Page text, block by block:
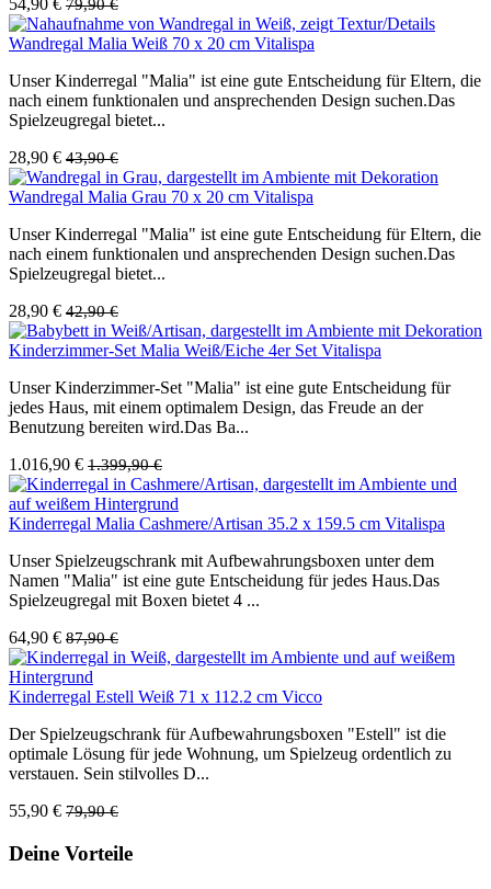
79,90 €
Wandregal Malia Weiß 70 x 20 cm Vitalispa
Unser Kinderregal "Malia" ist eine gute Entscheidung für Eltern, die
nach einem funktionalen und ansprechenden Design suchen.Das
Spielzeugregal bietet...
28,90 € 43,90 €
Wandregal Malia Grau 70 x 20 cm Vitalispa
Unser Kinderregal "Malia" ist eine gute Entscheidung für Eltern, die
nach einem funktionalen und ansprechenden Design suchen.Das
Spielzeugregal bietet...
28,90 € 42,90 €
Kinderzimmer-Set Malia Weiß/Eiche 4er Set Vitalispa
Unser Kinderzimmer-Set "Malia" ist eine gute Entscheidung für
jedes Haus, mit einem optimalem Design, das Freude an der
Benutzung bereiten wird.Das Ba...
1.016,90 € 1.399,90 €
Kinderregal Malia Cashmere/Artisan 35.2 x 159.5 cm Vitalispa
Unser Spielzeugschrank mit Aufbewahrungsboxen unter dem
Namen "Malia" ist eine gute Entscheidung für jedes Haus.Das
Spielzeugregal mit Boxen bietet 4 ...
64,90 € 87,90 €
Kinderregal Estell Weiß 71 x 112.2 cm Vicco
Der Spielzeugschrank für Aufbewahrungsboxen "Estell" ist die
optimale Lösung für jede Wohnung, um Spielzeug ordentlich zu
verstauen. Sein stilvolles D...
55,90 € 79,90 €
Deine Vorteile